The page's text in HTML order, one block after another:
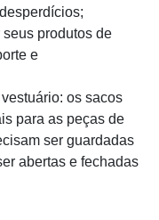
produtos de
e
os sacos
para as peças de
ser guardadas
abertas e fechadas